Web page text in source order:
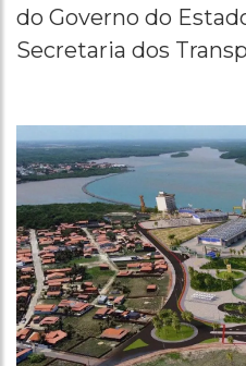
do Governo do
Secretaria dos